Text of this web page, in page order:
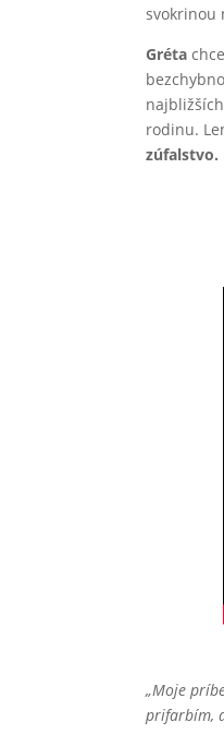
svokrinou
Gréta
rodinu.
zúfalstvo.
„Moje
prifarbím,